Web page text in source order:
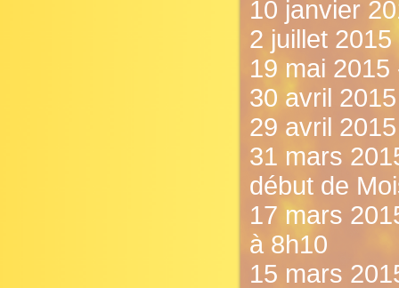
10 janvier
2 juillet
19 mai
30 avril
29 avril
31 mars
début de
17 mars
à 8h10
15 mars